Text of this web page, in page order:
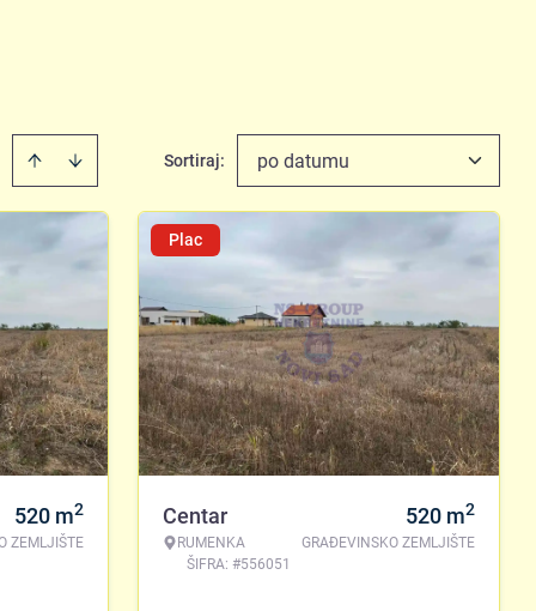
Sortiraj: po datumu
520 m2
ZEMLJIŠTE
Plac
Centar
RUMENKA
ŠIFRA: #556051
520 m2
GRAĐEVINSKO ZEMLJIŠTE